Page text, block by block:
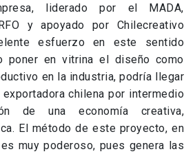
liderado por el MADA,
y apoyado por Chilecreativo
esfuerzo en este sentido
poner en vitrina el diseño como
en la industria, podría llegar
chilena por intermedio
de una economía creativa,
El método de este proyecto, en
muy poderoso, pues genera las